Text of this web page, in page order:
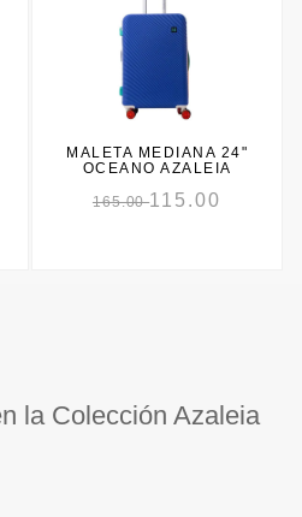
MALETA MEDIANA 24"
OCEANO AZALEIA
165.00115.00
la Colección Azaleia